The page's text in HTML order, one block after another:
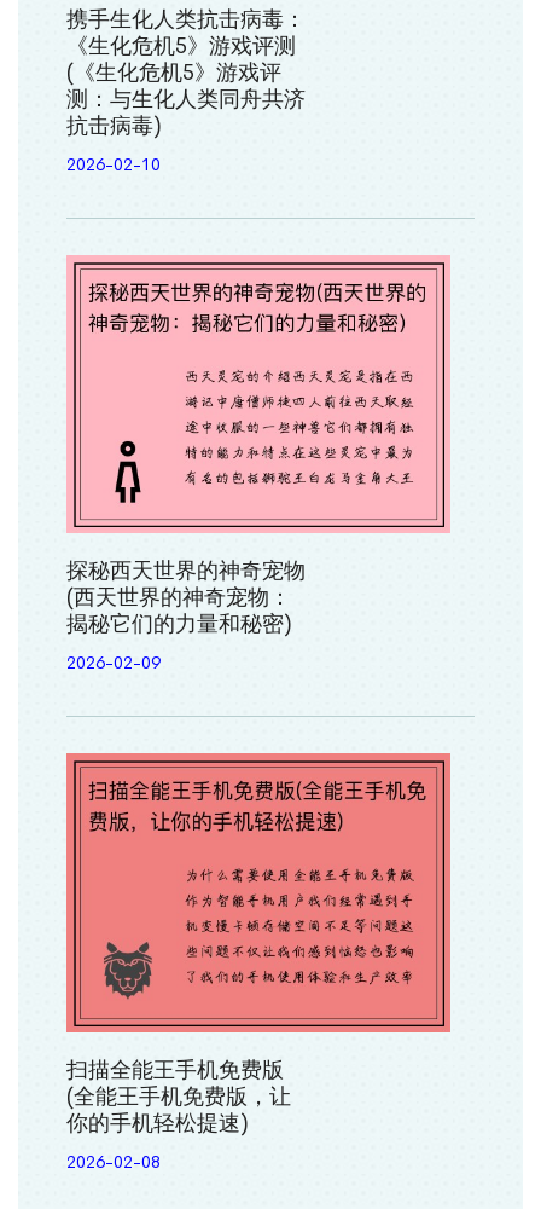
携手生化人类抗击病毒：
《生化危机5》游戏评测
(《生化危机5》游戏评
测：与生化人类同舟共济
抗击病毒)
2026-02-10
探秘西天世界的神奇宠物
(西天世界的神奇宠物：
揭秘它们的力量和秘密)
2026-02-09
扫描全能王手机免费版
(全能王手机免费版，让
你的手机轻松提速)
2026-02-08